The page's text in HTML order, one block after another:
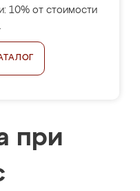
10% от стоимости
при